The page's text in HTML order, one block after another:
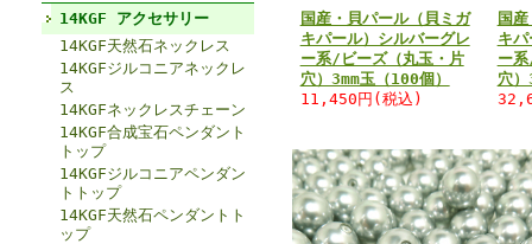
14KGF アクセサリー
14KGF天然石ネックレス
14KGFジルコニアネックレ
ス
14KGFネックレスチェーン
14KGF合成宝石ペンダント
トップ
14KGFジルコニアペンダン
トトップ
14KGF天然石ペンダントト
ップ
国産・貝パール（貝ミガ
キパール）シルバーグレ
ー系/ビーズ（丸玉・片
穴）3mm玉（100個）
11,450円(税込)
国
キ
ー
穴）